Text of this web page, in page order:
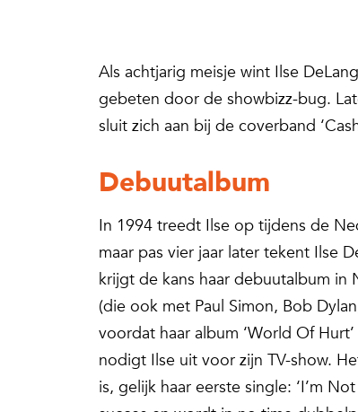
Als achtjarig meisje wint Ilse
gebeten door de showbizz-bug.
sluit zich aan bij de coverband
Debuutalbum
In 1994 treedt Ilse op tijdens de
maar pas vier jaar later tekent Ilse
krijgt de kans haar debuutalbum in
(die ook met Paul Simon, Bob
voordat haar album ‘World Of
nodigt Ilse uit voor zijn TV-show.
is, gelijk haar eerste single: ‘I’m